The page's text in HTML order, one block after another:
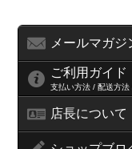
メールマガ
ご利用ガイド
支払い方法 / 配送方法
店長について